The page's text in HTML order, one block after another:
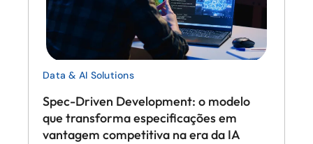
Data & AI Solutions
Spec-Driven Development: o modelo
que transforma especificações em
vantagem competitiva na era da IA